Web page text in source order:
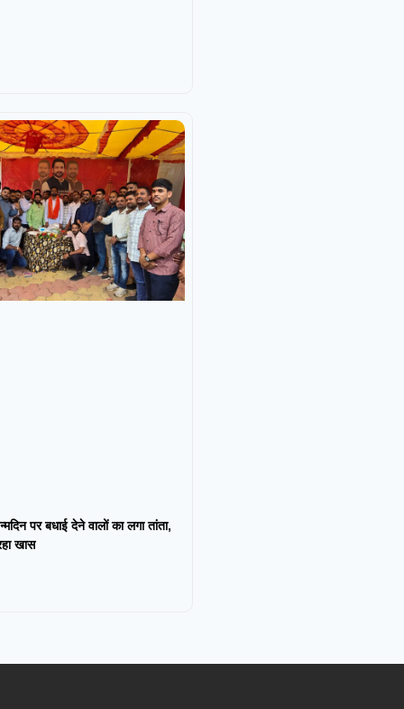
पर बधाई देने वालों का लगा तांता,
खास